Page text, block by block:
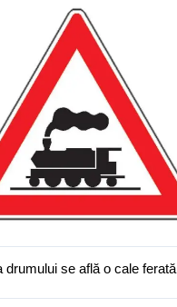
drumului se află o cale ferată